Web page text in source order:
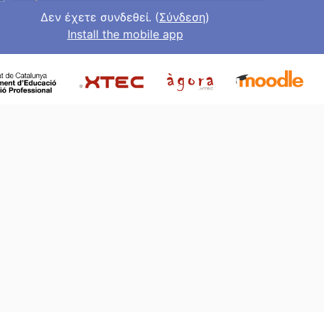
Δεν έχετε συνδεθεί. (Σύνδεση)
Install the mobile app